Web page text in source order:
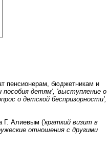
пенсионерам, бюджетникам и
пособия детям', 'выступление о
о детской беспризорности',
Г. Алиевым ('краткий визит в
отношения с другими